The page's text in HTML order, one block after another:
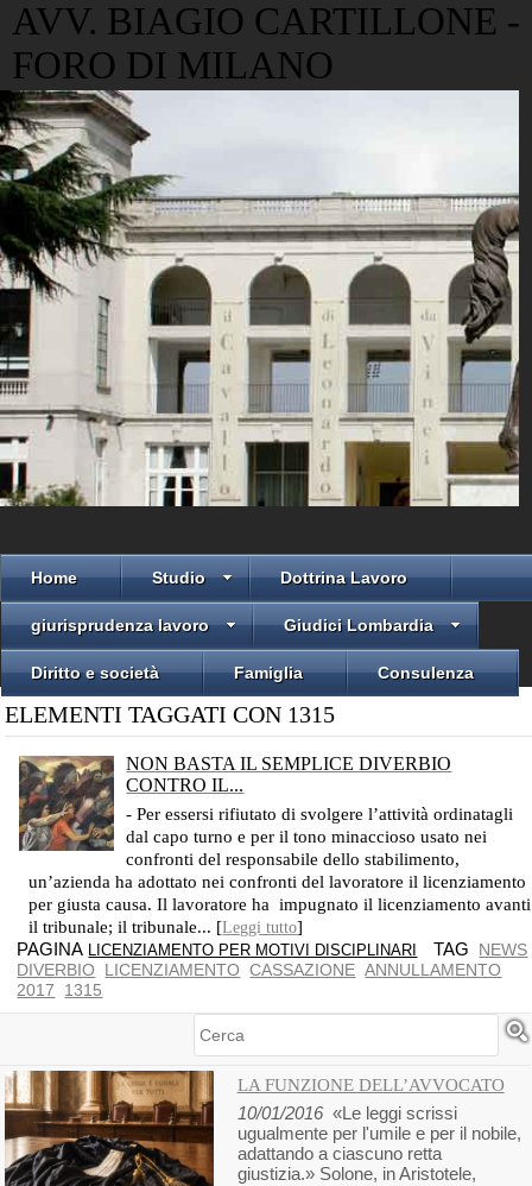
AVV. BIAGIO CARTILLONE -
FORO DI MILANO
Home Studio Dottrina Lavoro
giurisprudenza lavoro Giudici Lombardia
Diritto e società Famiglia Consulenza
ELEMENTI TAGGATI CON 1315
NON BASTA IL SEMPLICE DIVERBIO
CONTRO IL...
- Per essersi rifiutato di svolgere l’attività ordinatagli
dal capo turno e per il tono minaccioso usato nei
confronti del responsabile dello stabilimento,
un’azienda ha adottato nei confronti del lavoratore il licenziamento
per giusta causa. Il lavoratore ha impugnato il licenziamento avanti
il tribunale; il tribunale... [Leggi tutto]
PAGINA LICENZIAMENTO PER MOTIVI DISCIPLINARI TAG NEWS
DIVERBIO
LICENZIAMENTO CASSAZIONE ANNULLAMENTO
2017
1315
Cerca
LA FUNZIONE DELL’AVVOCATO
10/01/2016«Le leggi scrissi
ugualmente per l'umile e per il nobile,
adattando a ciascuno retta
giustizia.» Solone, in Aristotele,